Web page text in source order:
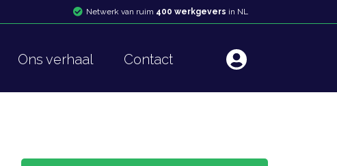
Netwerk van ruim 400 werkgevers in NL
Ons verhaal Contact